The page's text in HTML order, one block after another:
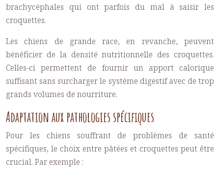
brachycéphales qui ont parfois du mal à saisir les
croquettes.
Les chiens de grande race, en revanche, peuvent
bénéficier de la densité nutritionnelle des croquettes.
Celles-ci permettent de fournir un apport calorique
suffisant sans surcharger le système digestif avec de trop
grands volumes de nourriture.
Adaptation aux pathologies spécifiques
Pour les chiens souffrant de problèmes de santé
spécifiques, le choix entre pâtées et croquettes peut être
crucial. Par exemple :